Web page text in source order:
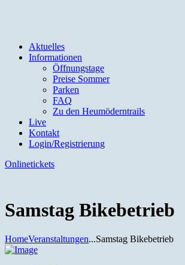
Aktuelles
Informationen
Öffnungstage
Preise Sommer
Parken
FAQ
Zu den Heumöderntrails
Live
Kontakt
Login/Registrierung
Onlinetickets
Samstag Bikebetrieb
HomeVeranstaltungen...Samstag Bikebetrieb